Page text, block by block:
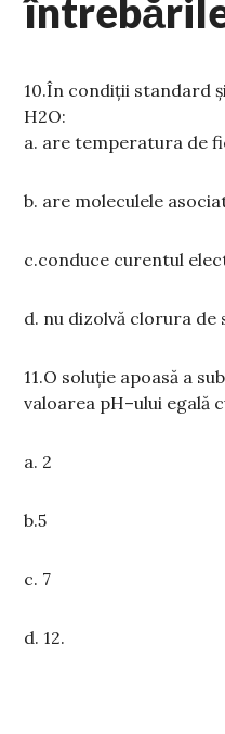
10.În condiții standard
H2O:
a. are temperatura de
b. are moleculele
c.conduce curentul
d. nu dizolvă clorura de
11.O soluție apoasă a
valoarea pH–ului egală
a. 2
b.5
c. 7
d. 12.